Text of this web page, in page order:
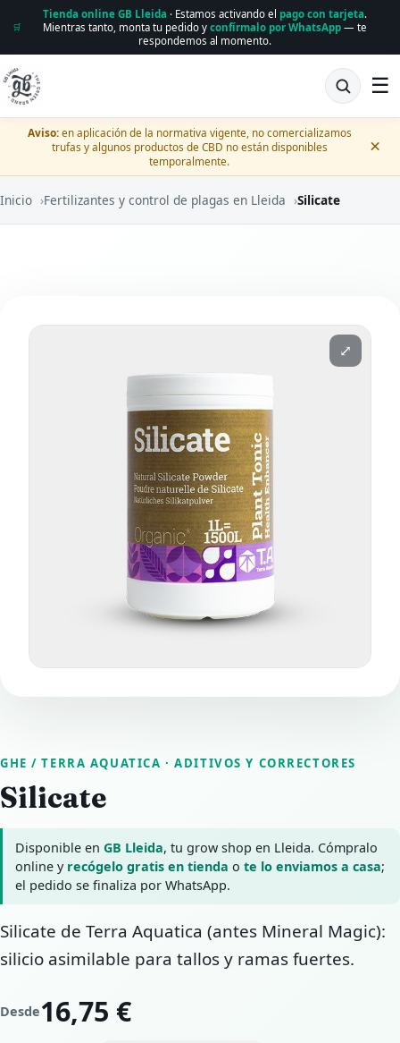
🛒
Tienda online GB Lleida · Estamos activando el pago con tarjeta.
Mientras tanto, monta tu pedido y confírmalo por WhatsApp— te
respondemos al momento.
☰
Aviso:en aplicación de la normativa vigente, no comercializamos
trufas y algunos productos de CBD no están disponibles
temporalmente.
×
Inicio ›Fertilizantes y control de plagas en Lleida ›Silicate
⤢
GHE / TERRA AQUATICA · ADITIVOS Y CORRECTORES
Silicate
Disponible enGB Lleida, tu grow shop en Lleida. Cómpralo
online y recógelo gratis en tienda ote lo enviamos a casa;
el pedido se finaliza por WhatsApp.
Silicate de Terra Aquatica (antes Mineral Magic):
silicio asimilable para tallos y ramas fuertes.
Desde16,75 €